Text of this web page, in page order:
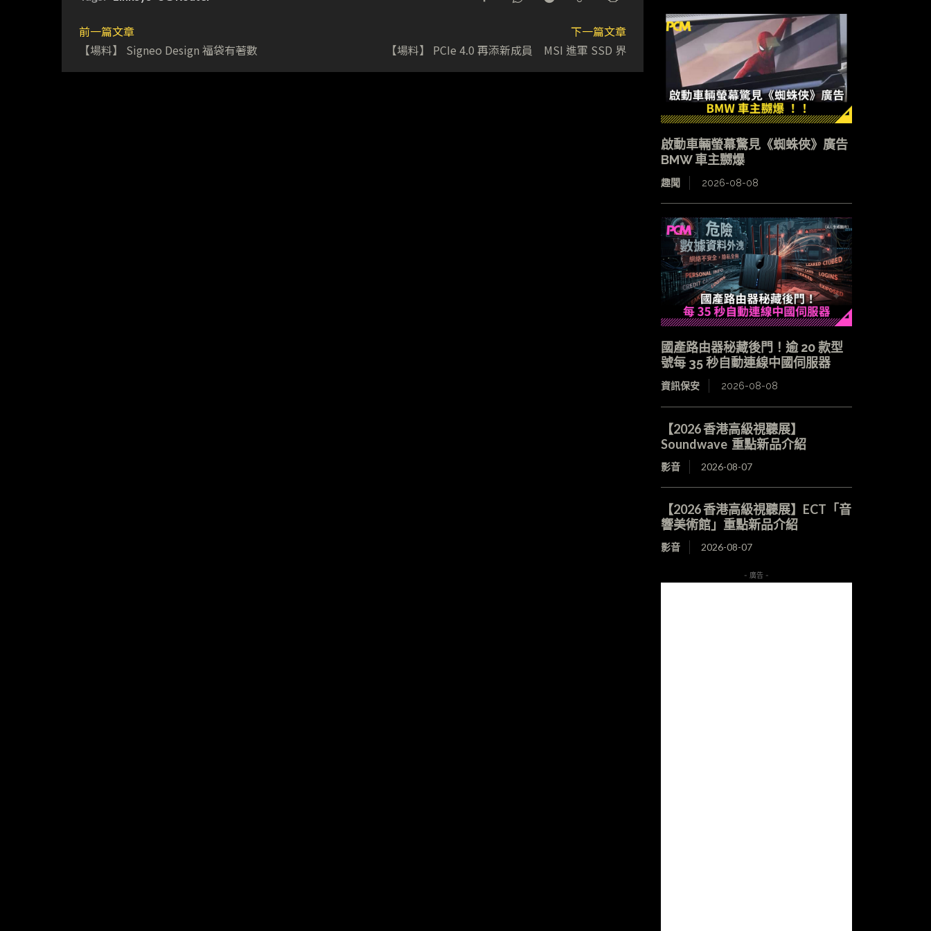
前一篇文章
【場料】 Signeo Design 福袋有著數
下一篇文章
【場料】 PCIe 4.0 再添新成員 MSI 進軍 SSD 界
啟動車輛螢幕驚見《蜘蛛俠》廣告
BMW 車主嬲爆
趣聞 2026-08-08
國產路由器秘藏後門！逾 20 款型
號每 35 秒自動連線中國伺服器
資訊保安 2026-08-08
【2026 香港高級視聽展】
Soundwave 重點新品介紹
影音 2026-08-07
【2026 香港高級視聽展】ECT「音
響美術館」重點新品介紹
影音 2026-08-07
- 廣告 -